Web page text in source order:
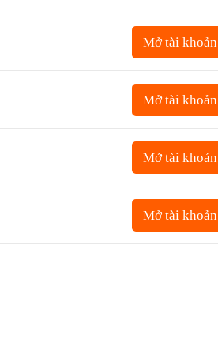
Mở tài khoản
Mở tài khoản
Mở tài khoản
Mở tài khoản